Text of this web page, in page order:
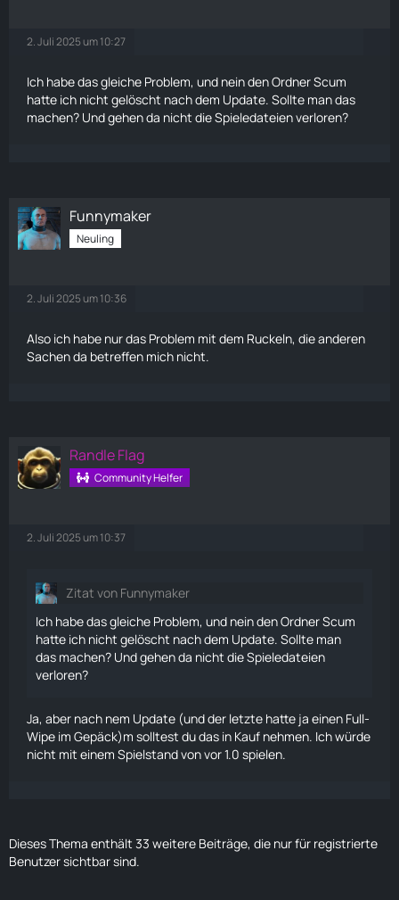
2. Juli 2025 um 10:27
Ich habe das gleiche Problem, und nein den Ordner Scum
hatte ich nicht gelöscht nach dem Update. Sollte man das
machen? Und gehen da nicht die Spieledateien verloren?
Funnymaker
Neuling
2. Juli 2025 um 10:36
Also ich habe nur das Problem mit dem Ruckeln, die anderen
Sachen da betreffen mich nicht.
Randle Flag
Community Helfer
2. Juli 2025 um 10:37
Zitat von Funnymaker
Ich habe das gleiche Problem, und nein den Ordner Scum
hatte ich nicht gelöscht nach dem Update. Sollte man
das machen? Und gehen da nicht die Spieledateien
verloren?
Ja, aber nach nem Update (und der letzte hatte ja einen Full-
Wipe im Gepäck)m solltest du das in Kauf nehmen. Ich würde
nicht mit einem Spielstand von vor 1.0 spielen.
Dieses Thema enthält 33 weitere Beiträge, die nur für registrierte
Benutzer sichtbar sind.